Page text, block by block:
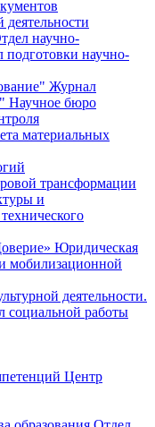
научно-
подготовки научно-
Журнал
Научное бюро
материальных
трансформации
и
Юридическая
мобилизационной
деятельности.
социальной работы
Центр